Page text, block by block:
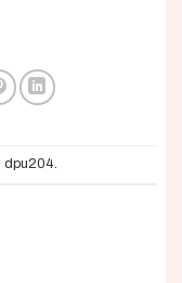
dpu204.